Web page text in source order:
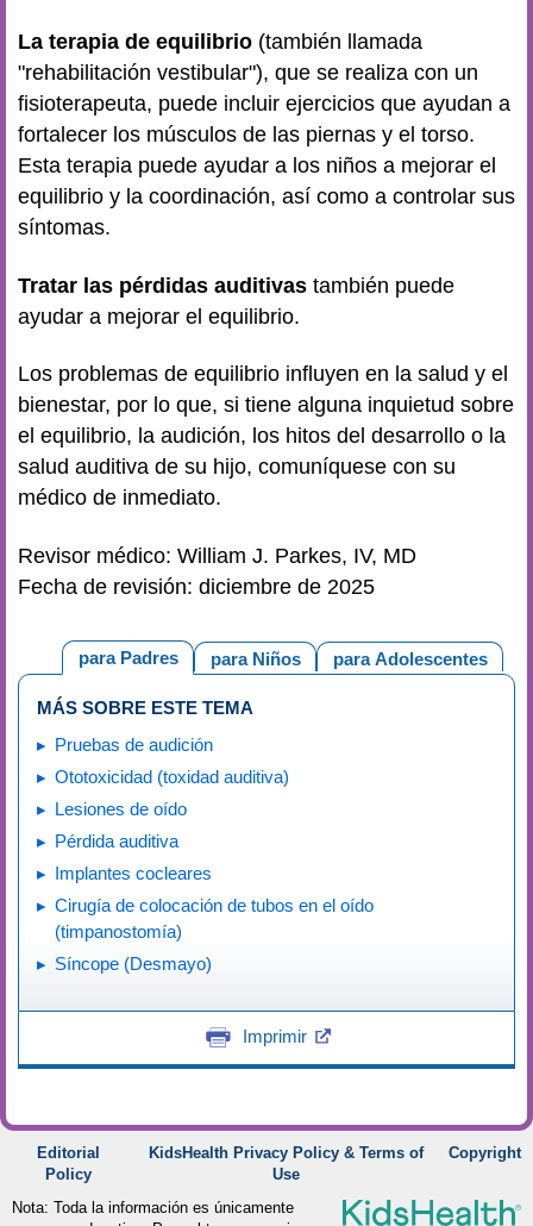
La terapia de equilibrio (también llamada
"rehabilitación vestibular"), que se realiza con un
fisioterapeuta, puede incluir ejercicios que ayudan a
fortalecer los músculos de las piernas y el torso.
Esta terapia puede ayudar a los niños a mejorar el
equilibrio y la coordinación, así como a controlar sus
síntomas.
Tratar las pérdidas auditivas también puede
ayudar a mejorar el equilibrio.
Los problemas de equilibrio influyen en la salud y el
bienestar, por lo que, si tiene alguna inquietud sobre
el equilibrio, la audición, los hitos del desarrollo o la
salud auditiva de su hijo, comuníquese con su
médico de inmediato.
Revisor médico: William J. Parkes, IV, MD
Fecha de revisión: diciembre de 2025
para Adolescentes
para Niños
para Padres
MÁS SOBRE ESTE TEMA
Pruebas de audición
Ototoxicidad (toxidad auditiva)
Lesiones de oído
Pérdida auditiva
Implantes cocleares
Cirugía de colocación de tubos en el oído
(timpanostomía)
Síncope (Desmayo)
Imprimir
Editorial
Policy
KidsHealth Privacy Policy & Terms of
Use
Copyright
Nota: Toda la información es únicamente